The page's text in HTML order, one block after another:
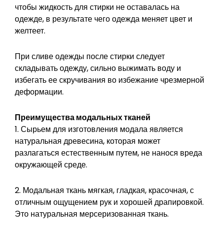
чтобы жидкость для стирки не оставалась на
одежде, в результате чего одежда меняет цвет и
желтеет.
При сливе одежды после стирки следует
складывать одежду, сильно выжимать воду и
избегать ее скручивания во избежание чрезмерной
деформации.
Преимущества модальных тканей
1. Сырьем для изготовления модала является
натуральная древесина, которая может
разлагаться естественным путем, не нанося вреда
окружающей среде.
2. Модальная ткань мягкая, гладкая, красочная, с
отличным ощущением рук и хорошей драпировкой.
Это натуральная мерсеризованная ткань.